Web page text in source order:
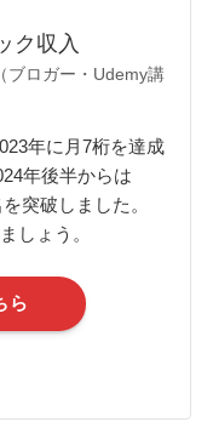
ク収入
ブロガー・Udemy講
年に月7桁を達成
年後半からは
突破しました。
しょう。
ら